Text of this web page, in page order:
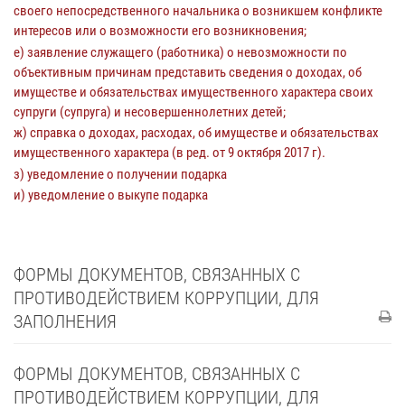
своего непосредственного начальника о возникшем конфликте
интересов или о возможности его возникновения;
е) заявление служащего (работника) о невозможности по
объективным причинам представить сведения о доходах, об
имуществе и обязательствах имущественного характера своих
супруги (супруга) и несовершеннолетних детей;
ж) справка о доходах, расходах, об имуществе и обязательствах
имущественного характера (в ред. от 9 октября 2017 г).
з) уведомление о получении подарка
и) уведомление о выкупе подарка
ФОРМЫ ДОКУМЕНТОВ, СВЯЗАННЫХ С
ПРОТИВОДЕЙСТВИЕМ КОРРУПЦИИ, ДЛЯ
ЗАПОЛНЕНИЯ
ФОРМЫ ДОКУМЕНТОВ, СВЯЗАННЫХ С
ПРОТИВОДЕЙСТВИЕМ КОРРУПЦИИ, ДЛЯ